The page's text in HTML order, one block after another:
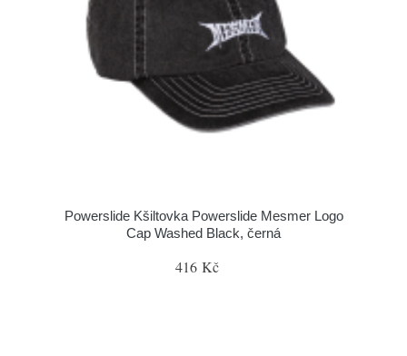
Powerslide Kšiltovka Powerslide Mesmer Logo
Cap Washed Black, černá
416 Kč